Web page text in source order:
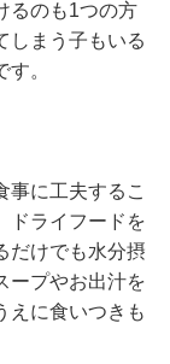
るのも1つの方
しまう子もいる
。
事に工夫するこ
ドライフードを
だけでも水分摂
ープやお出汁を
えに食いつきも